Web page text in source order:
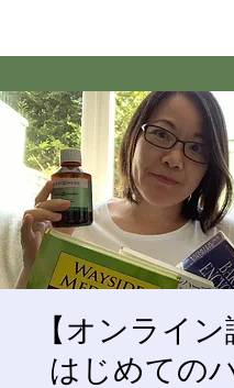
【オンライン
はじめての